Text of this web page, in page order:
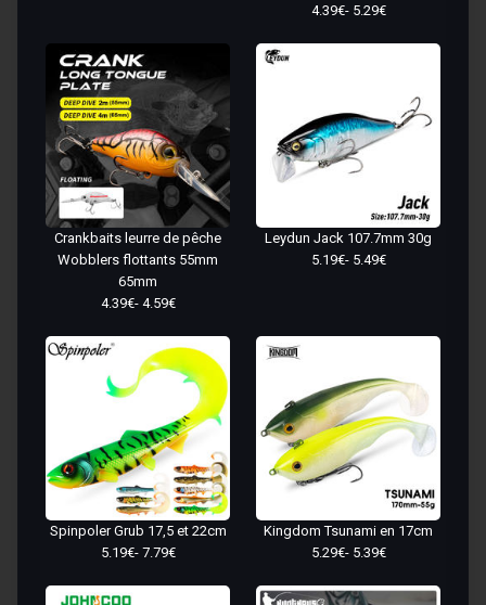
4.39€- 5.29€
Crankbaits leurre de pêche
Wobblers flottants 55mm
65mm
4.39€- 4.59€
Leydun Jack 107.7mm 30g
5.19€- 5.49€
Spinpoler Grub 17,5 et 22cm
5.19€- 7.79€
Kingdom Tsunami en 17cm
5.29€- 5.39€